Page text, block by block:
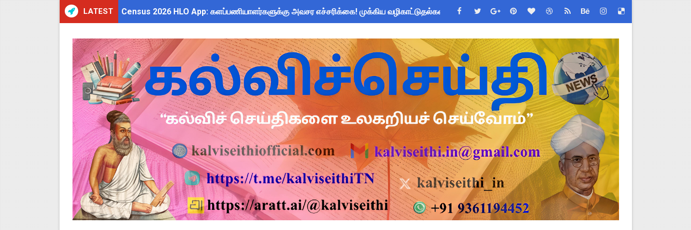
LATEST Census 2026 HLO App: களப்பணியாளர்களுக்கு அவசர எச்சரிக்கை! முக்கிய வழிகாட்டுதல்கள் & சட்டப்பூர்வ விதிகள்!
WWF India வழங்கும் Wild Wisdom Global Challenge 2026 ஆங்கில வினாடி வினா போட்டி! 6-9 வகுப்பு மாணவர்கள் பங்கேற்க தமிழ்நாடு பள்ளிக்கல்வி இணை
அரசு ஊழியர்களுக்கு ரூ.14,000 கோடி நிதி குறைப்பா? புதிய மருத்துவக் காப்பீடு & OPS கோரிக்கை - TNGEA கண்டனம்!
தமிழகப் பள்ளிகளுக்கு முக்கிய அறிவிப்பு: ஆகஸ்ட் 10 தேசிய குடற்புழு நீக்க நாள் - அல்பெண்டசோல் (Albendazole 400 mg) மாத்திரை வழங்க பள்ளிக்கல்வித்துறை
Kalai Thiruvizha 2026 - 2027 Forms: கலைத் திருவிழா போட்டிகளுக்கான அனைத்து Excel & Word படிவங்கள் ஒரே லிங்க்கில்!
4th & 5th Standard Ennum Ezhuthum Term 1 Set 10 Lesson Plan August 2026 - Download Link
2027 Census Duty for Teachers: புதுக்கோட்டை CEO வெளியிட்ட அவசர சுற்றறிக்கை - முழு விவரங்கள்!
Census 2027: கோவை பள்ளி ஆசிரியர்களுக்கு காலை, மாலை நேரங்களில் கணக்கெடுப்பு பணி செய்ய அனுமதி - ஆட்சியர் சுற்றறிக்கை!
திருவண்ணாமலை CEO அதிரடி உத்தரவு: முழு நாள் மக்கள் தொகை கணக்கெடுப்பு பணிக்குத் தடை! ஆசிரியர்களுக்கு புதிய விதிகள்!